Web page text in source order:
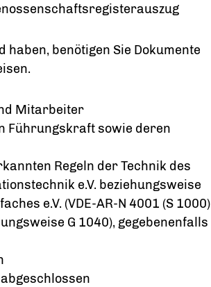
benötigen Sie Dokumente
Mitarbeiter
Führungskraft sowie deren
Regeln der Technik des
e.V. beziehungsweise
e.V. (VDE-AR-N 4001 (S 1000)
G 1040), gegebenenfalls